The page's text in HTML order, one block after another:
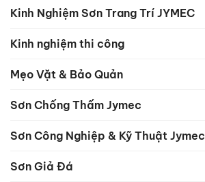
Kinh Nghiệm Sơn Trang Trí JYMEC
Kinh nghiệm thi công
Mẹo Vặt & Bảo Quản
Sơn Chống Thấm Jymec
Sơn Công Nghiệp & Kỹ Thuật Jymec
Sơn Giả Đá